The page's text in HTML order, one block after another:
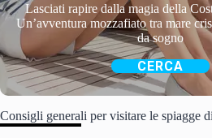
Lasciati rapire dalla magia della
Un’avventura mozzafiato tra mare
da sogno
CERCA
Consigli generali per visitare le spiagge